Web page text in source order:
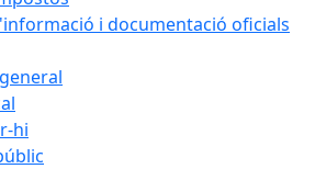
i documentació oficials
hi